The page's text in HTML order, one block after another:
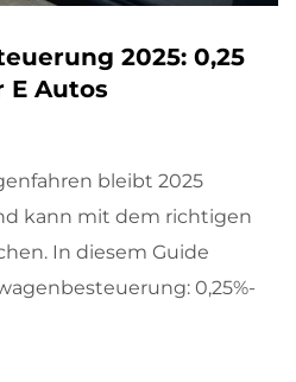
2025: 0,25
E Autos
bleibt 2025
kann mit dem richtigen
In diesem Guide
0,25%-